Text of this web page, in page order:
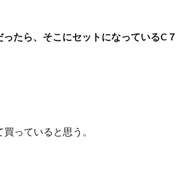
たら、そこにセットになっているC７
っていると思う。